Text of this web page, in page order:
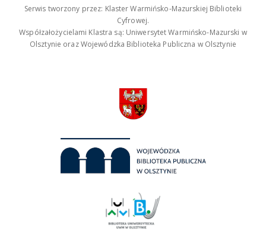
Serwis tworzony przez: Klaster Warmińsko-Mazurskiej Biblioteki
Cyfrowej.
Współzałożycielami Klastra są: Uniwersytet Warmińsko-Mazurski w
Olsztynie oraz Wojewódzka Biblioteka Publiczna w Olsztynie